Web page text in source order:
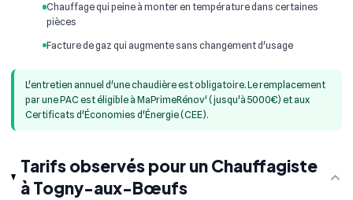
Chauffage qui peine à monter en température dans certaines
pièces
Facture de gaz qui augmente sans changement d'usage
L'entretien annuel d'une chaudière est obligatoire. Le remplacement
par une PAC est éligible à MaPrimeRénov' (jusqu'à 5000€) et aux
Certificats d'Économies d'Énergie (CEE).
Tarifs observés pour un Chauffagiste
à Togny-aux-Bœufs